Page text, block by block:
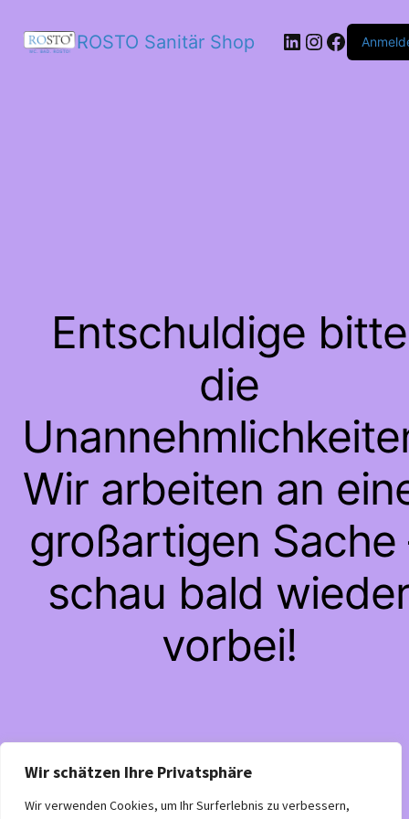
Wir schätzen Ihre Privatsphäre
Wir verwenden Cookies, um Ihr Surferlebnis zu verbessern,
ROSTO Sanitär Shop LinkedIn
Instagram
Entschuldige bitte
die
Wir arbeiten an
großartigen Sache
schau bald
vorbei!